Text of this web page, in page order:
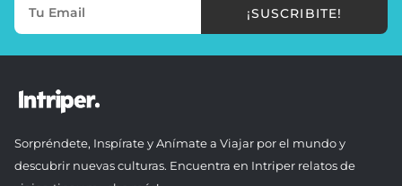
¡SUSCRIBITE!
Sorpréndete, Inspírate y Anímate a Viajar por el mundo y
descubrir nuevas culturas. Encuentra en Intriper relatos de